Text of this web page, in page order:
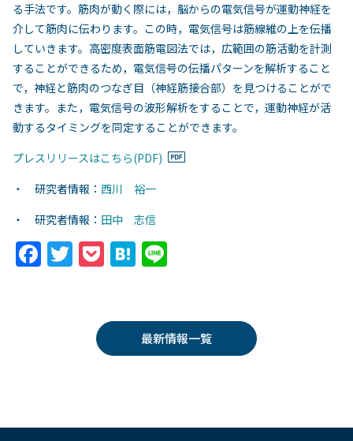
る手法です。筋肉が動く際には，脳からの電気信号が運動神経を
介して筋肉に伝わります。この時，電気信号は筋線維の上を伝播
していきます。高密度表面筋電図法では，広範囲の筋活動を計測
することができるため，電気信号の伝播パターンを解析すること
で，神経と筋肉のつなぎ目（神経筋接合部）を見つけることがで
きます。また，電気信号の波形解析をすることで，運動神経が活
動するタイミングを同定することができます。
プレスリリースはこちら(PDF)
・ 研究者情報： 西川 裕一
・ 研究者情報： 田中 志信
F
k
T
er
P
k
et
H
n
a
最新情報一覧